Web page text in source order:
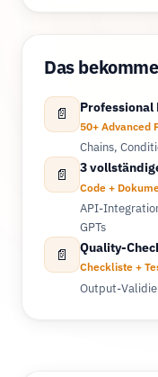
Das
📄
50+ Advanced
Chains,
📄 3
Code +
API-
GPTs
📄 Quality-
Checkliste +
Output-